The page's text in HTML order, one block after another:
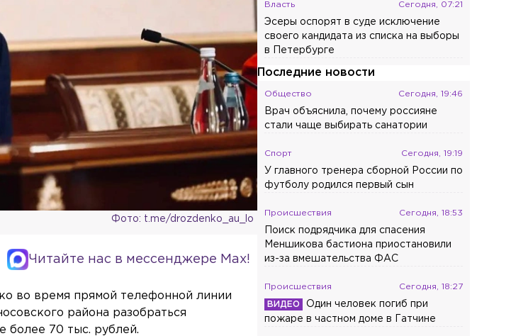
Фото: t.me/drozdenko_au_lo
Читайте нас в мессенджере Max!
во время прямой телефонной линии
района разобраться
более 70 тыс. рублей.
Власть Сегодня, 07:21
Эсеры оспорят в суде исключение
своего кандидата из списка на выборы
в Петербурге
Последние новости
Общество Сегодня, 19:46
Врач объяснила, почему россияне
стали чаще выбирать санатории
Спорт Сегодня, 19:19
У главного тренера сборной России по
футболу родился первый сын
Происшествия Сегодня, 18:53
Поиск подрядчика для спасения
Меншикова бастиона приостановили
из-за вмешательства ФАС
Происшествия Сегодня, 18:27
Один человек погиб при
пожаре в частном доме в Гатчине